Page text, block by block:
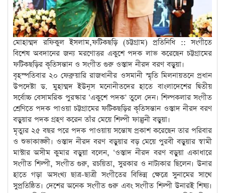
মোহাম্মদ রফিকুল ইসলাম,ফটিকছড়ি (চট্টগ্রাম) প্রতিনিধি :: সংগীতে
বিশেষ অবদানের জন্য মরণোত্তর একুশে পদক লাভ করেছেন চট্টগ্রামের
ফটিকছড়ির কৃতিসন্তান ও সংগীত গুরু ওস্তাদ নীরদ বরণ বড়ুয়া।
বৃহস্পতিবার ২০ ফেব্রুয়ারি রাজধানীর ওসমানী স্মৃতি মিলনায়তনে প্রধান
উপদেষ্টা ড. মুহাম্মদ ইউনূস মনোনীতদের হাতে বাংলাদেশের দ্বিতীয়
সর্বোচ্চ বেসামরিক পুরস্কার ‘একুশে পদক’ তুলে দেন। শিল্পকলার সংগীত
শ্রেণিতে পদক পাওয়া চট্টগ্রামের ফটিকছড়ির কৃতিসন্তান ওস্তাদ নীরদ বরণ
বড়ুয়ার পদক গ্রহণ করেন তাঁর মেয়ে শিল্পী ফাল্গুনী বড়ুয়া।
মৃত্যুর ২৫ বছর পরে পদক পাওয়ায় সন্তোষ প্রকাশ করেছেন তার পরিবার
ও শুভাকাঙ্ক্ষী। ওস্তাদ নীরদ বরণ বড়ুয়ার বড় মেয়ে পুরবী বড়ুয়ার স্বামী
মাস্টার অসীম কুমার বড়ুয়া বলেন, ‘ওস্তাদ নীরদ বরণ বড়ুয়া একাধারে
সংগীত শিল্পী, সংগীত গুরু, রচয়িতা, সুরকার ও নাট্যকার ছিলেন। উনার
হাতে গড়া অসংখ্য ছাত্র-ছাত্রী সংগীতের বিভিন্ন ক্ষেত্রে সুনামের সাথে
সুপ্রতিষ্ঠিত। দেশের অনেক সংগীত গুরু এবং সংগীত শিল্পী উনারই শিষ্য।